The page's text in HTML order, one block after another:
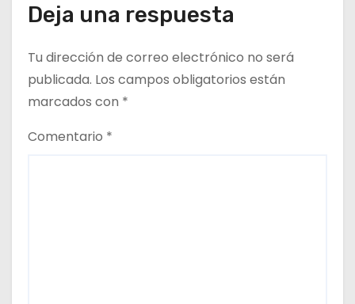
a
s
Deja una respuesta
Tu dirección de correo electrónico no será
publicada. Los campos obligatorios están
marcados con *
Comentario *